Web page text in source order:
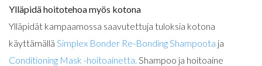
Ylläpidä hoitotehoa myös kotona
Ylläpidät kampaamossa saavutettuja tuloksia kotona
käyttämällä Simplex Bonder Re-Bonding Shampoota ja
Conditioning Mask -hoitoainetta. Shampoo ja hoitoaine